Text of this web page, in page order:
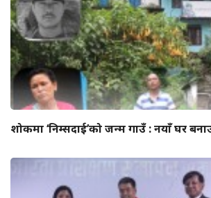
शोकमा ‘निम्सदाई’को जन्म गाउँ : नयाँ घर